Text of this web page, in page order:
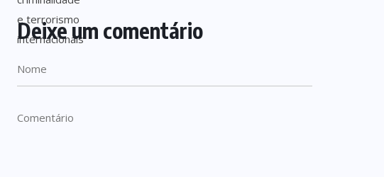
Deixe um comentário